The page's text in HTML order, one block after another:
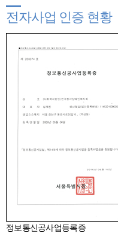
전자사업 인증 현황
정보통신공사업등록증